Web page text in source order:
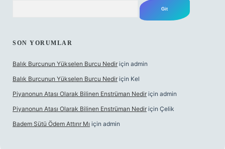
SON YORUMLAR
Balık Burcunun Yükselen Burcu Nedir için admin
Balık Burcunun Yükselen Burcu Nedir için Kel
Piyanonun Atası Olarak Bilinen Enstrüman Nedir için admin
Piyanonun Atası Olarak Bilinen Enstrüman Nedir için Çelik
Badem Sütü Ödem Attırır Mı için admin